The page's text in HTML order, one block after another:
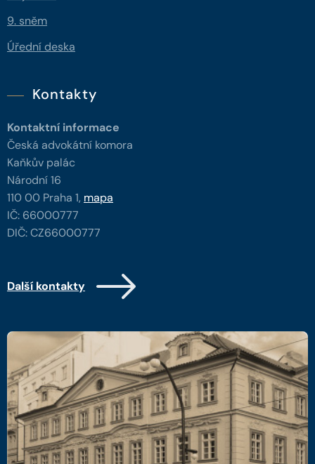
9. sněm
Úřední deska
Kontakty
Kontaktní informace
Česká advokátní komora
Kaňkův palác
Národní 16
110 00 Praha 1, mapa
IČ: 66000777
DIČ: CZ66000777
Další kontakty